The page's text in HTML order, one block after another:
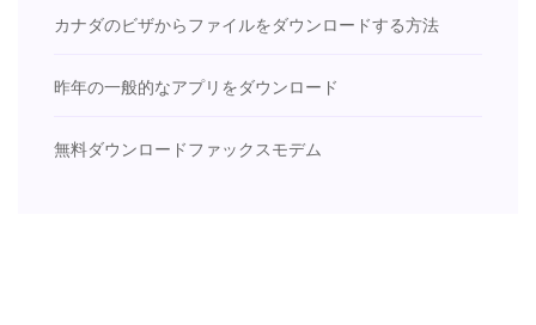
カナダのビザからファイルをダウンロードする方法
昨年の一般的なアプリをダウンロード
無料ダウンロードファックスモデム